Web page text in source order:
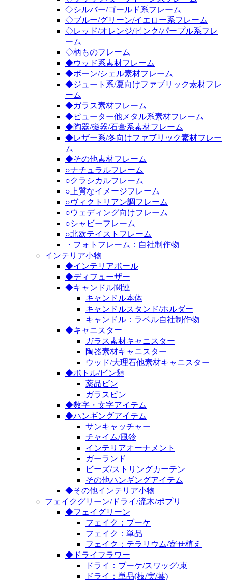
◇シルバー/ゴールド系フレーム
◇ブルー/グリーン/イエロー系フレーム
◇レッド/オレンジ/ピンク/パープル系フレ
ーム
◇柄ものフレーム
◆ウッド系素材フレーム
◆ボーン/シェル素材フレーム
◆ジュート系/夏向けファブリック素材フレ
ーム
◆ガラス素材フレーム
◆ピューター他メタル系素材フレーム
◆陶器/磁器/石膏系素材フレーム
◆レザー系/冬向けファブリック素材フレー
ム
◆その他素材フレーム
○ナチュラルフレーム
○クラシカルフレーム
○上質なイメージフレーム
○ヴィクトリアン調フレーム
○ウェディング向けフレーム
○シャビーフレーム
○北欧テイストフレーム
・フォトフレーム：自社制作物
インテリア小物
◆インテリアボール
◆ディフューザー
◆キャンドル関連
キャンドル本体
キャンドルスタンド/ホルダー
キャンドル：ラベル自社制作物
◆キャニスター
ガラス素材キャニスター
陶器素材キャニスター
ウッド/大理石他素材キャニスター
◆ボトル/ビン類
薬品ビン
ガラスビン
◆数字・文字アイテム
◆ハンギングアイテム
サンキャッチャー
チャイム/風鈴
インテリアオーナメント
ガーランド
ビーズ/ストリングカーテン
その他ハンギングアイテム
◆その他インテリア小物
フェイクグリーン/ドライ/流木/ポプリ
◆フェイグリーン
フェイク：ブーケ
フェイク：単品
フェイク：テラリウム/寄せ植え
◆ドライフラワー
ドライ：ブーケ/スワッグ/束
ドライ：単品(枝/実/葉)